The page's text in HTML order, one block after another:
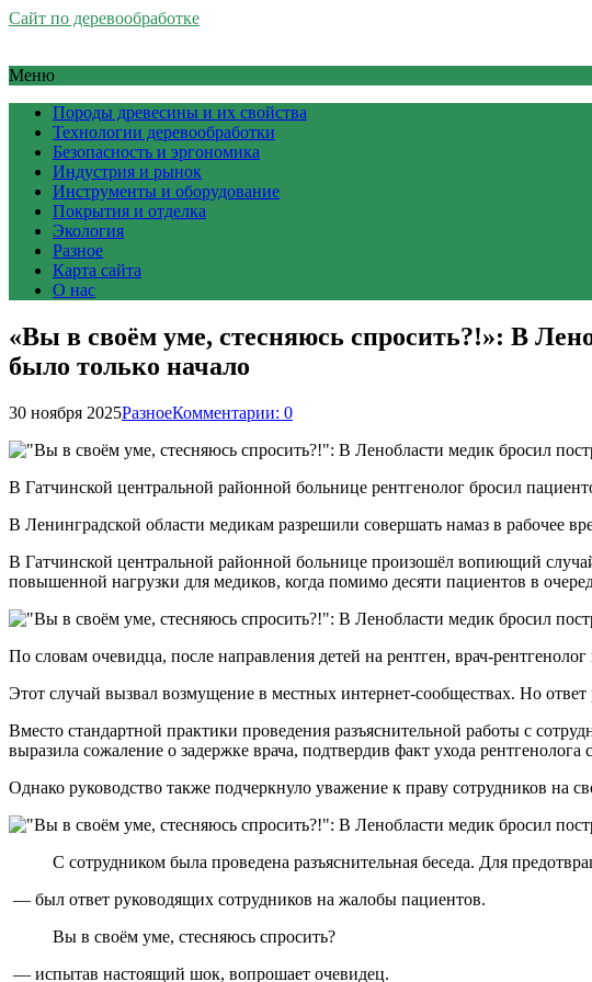
Сайт по деревообработке
Меню
Породы древесины и их свойства
Технологии деревообработки
Безопасность и эргономика
Индустрия и рынок
Инструменты и оборудование
Покрытия и отделка
Экология
Разное
Карта сайта
О нас
«Вы в своём уме, стесняюсь спросить?!»: В
было только начало
30 ноября 2025РазноеКомментарии: 0
В Гатчинской центральной районной больнице рентгенолог бросил
В Ленинградской области медикам разрешили совершать намаз в рабочее
В Гатчинской центральной районной больнице произошёл вопиющий
повышенной нагрузки для медиков, когда помимо десяти пациентов в
По словам очевидца, после направления детей на рентген, врач-
Этот случай вызвал возмущение в местных интернет-сообществах. Но
Вместо стандартной практики проведения разъяснительной работы с
выразила сожаление о задержке врача, подтвердив факт ухода
Однако руководство также подчеркнуло уважение к праву сотрудников на
С сотрудником была проведена разъяснительная беседа. Для
— был ответ руководящих сотрудников на жалобы пациентов.
Вы в своём уме, стесняюсь спросить?
— испытав настоящий шок, вопрошает очевидец.